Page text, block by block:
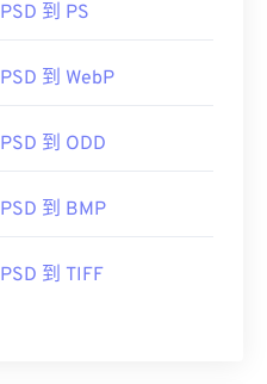
PSD 到 PS
PSD 到 WebP
PSD 到 ODD
PSD 到 BMP
PSD 到 TIFF